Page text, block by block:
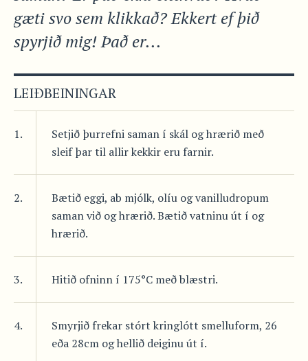
gæti svo sem klikkað? Ekkert ef þið
spyrjið mig! Það er...
LEIÐBEININGAR
1.
Setjið þurrefni saman í skál og hrærið með
sleif þar til allir kekkir eru farnir.
2.
Bætið eggi, ab mjólk, olíu og vanilludropum
saman við og hrærið. Bætið vatninu út í og
hrærið.
3. Hitið ofninn í 175°C með blæstri.
4.
Smyrjið frekar stórt kringlótt smelluform, 26
eða 28cm og hellið deiginu út í.